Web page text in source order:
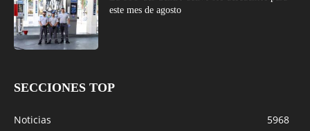
este mes de agosto
SECCIONES TOP
Noticias
5968